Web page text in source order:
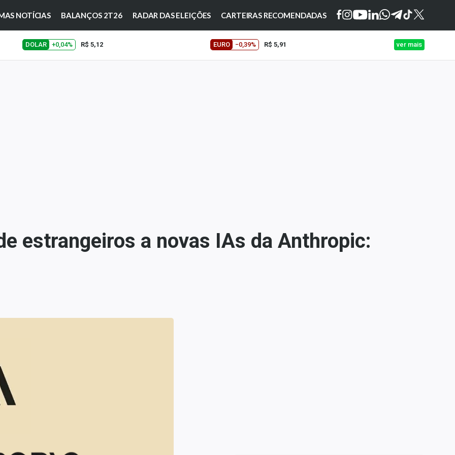
NOTÍCIAS BALANÇOS 2T26 RADAR DAS ELEIÇÕES CARTEIRAS RECOMENDADAS
DOLAR +0,04% R$ 5,12 EURO −0,39% R$ 5,91 ver mais
estrangeiros a novas IAs da Anthropic: